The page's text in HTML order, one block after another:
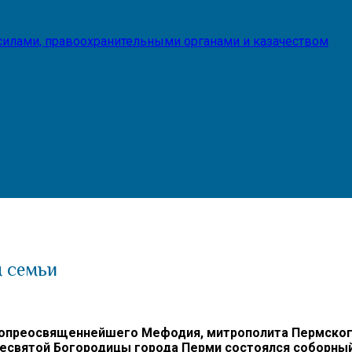
правоохранительными органами и казачеством
семьи
Мефодия, митрополита
Богородицы города Перми состоялся